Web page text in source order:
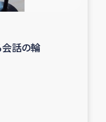
栄養改善事業
話の輪